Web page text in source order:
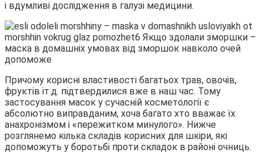
і вдумливі дослідження в галузі медицини.
Причому корисні властивості багатьох трав, овочів,
фруктів іт.д. підтвердилися вже в наш час. Тому
застосування масок у сучасній косметології є
абсолютно виправданим, хоча багато хто вважає їх
анахронізмом і «пережитком минулого». Нижче
розглянемо кілька складів корисних для шкіри, які
допоможуть у боротьбі проти складок в районі очниць.